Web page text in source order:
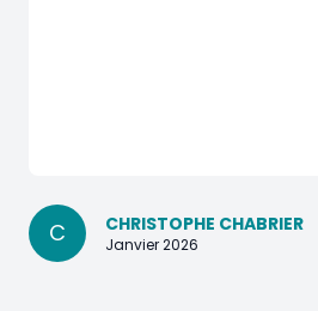
C CHRISTOPHE CHABRIER
Janvier 2026